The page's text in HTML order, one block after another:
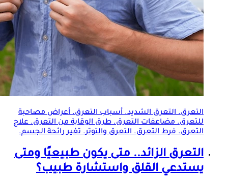
التعرق.التعرقالشديد. أسبابالتعرق. أعراض مصاحبة
للتعرق. مضاعفاتالتعرق. طرق الوقاية منالتعرق. علاج
التعرق. فرطالتعرق.التعرقوالتوتر. تغير رائحة الجسم.
التعرقالزائد.. متى يكون طبيعيًا ومتى
يستدعي القلق واستشارة طبيب؟